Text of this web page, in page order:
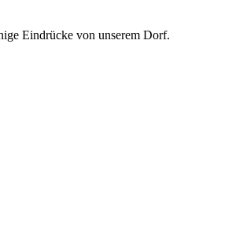
Eindrücke von unserem Dorf.